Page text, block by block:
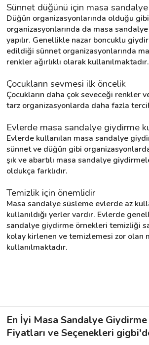
Sünnet düğünü için masa
Düğün organizasyonlarında olduğu
organizasyonlarında da masa
yapılır. Genellikle nazar boncuklu
edildiği sünnet organizasyonlarında
renkler ağırlıklı olarak kullanılmaktadır.
Çocukların sevmesi ilk öncelik
Çocukların daha çok seveceği renkler
tarz organizasyonlarda daha fazla
Evlerde masa sandalye giydirme
Evlerde kullanılan masa sandalye
sünnet ve düğün gibi
şık ve abartılı masa sandalye
oldukça farklıdır.
Temizlik için önemlidir
Masa sandalye süsleme evlerde az
kullanıldığı yerler vardır. Evlerde
sandalye giydirme örnekleri temizliği
kolay kirlenen ve temizlemesi zor olan
kullanılmaktadır.
En İyi Masa Sandalye
Fiyatları ve Seçenekleri